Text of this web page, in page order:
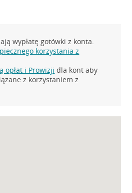
wypłatę gotówki z konta.
korzystania z
opłat i Prowizji dla kont aby
z korzystaniem z